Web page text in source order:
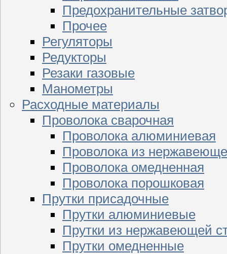
Предохранительные
Прочее
Регуляторы
Редукторы
Резаки газовые
Манометры
Расходные материалы
Проволока сварочная
Проволока алюминиевая
Проволока из
Проволока омедненная
Проволока порошковая
Прутки присадочные
Прутки алюминиевые
Прутки из нержавеющей
Прутки омедненные